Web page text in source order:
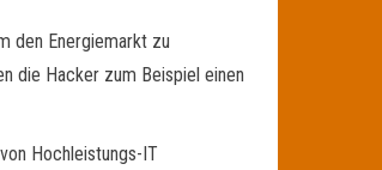
den Energiemarkt zu
die Hacker zum Beispiel einen
Hochleistungs-IT